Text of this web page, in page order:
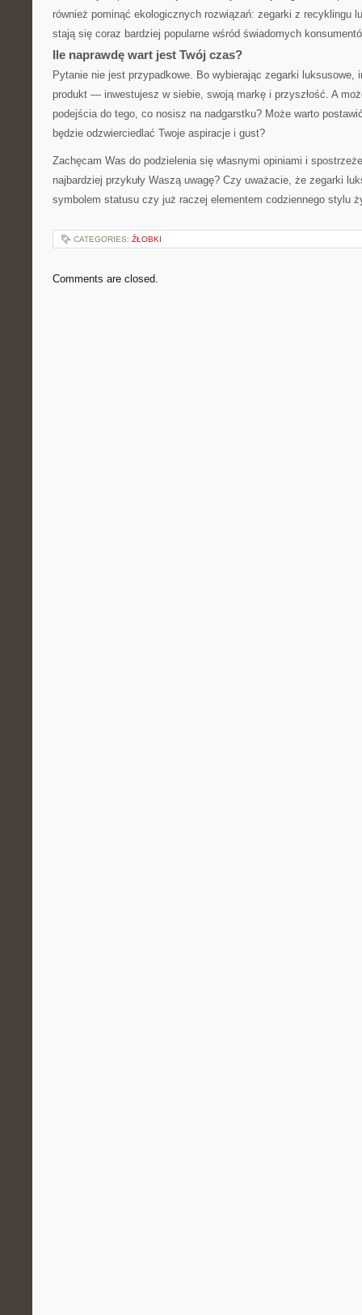
również pominąć ekologicznych rozwiązań: zegarki z recyklingu
stają się coraz bardziej popularne wśród świadomych
Ile naprawdę wart jest Twój czas?
Pytanie nie jest przypadkowe. Bo wybierając zegarki luksusowe,
produkt — inwestujesz w siebie, swoją markę i przyszłość. A
podejścia do tego, co nosisz na nadgarstku? Może warto
będzie odzwierciedlać Twoje aspiracje i gust?
Zachęcam Was do podzielenia się własnymi opiniami i
najbardziej przykuły Waszą uwagę? Czy uważacie, że zegarki
symbolem statusu czy już raczej elementem codziennego stylu
CATEGORIES: ŹŁOBKI
Comments are closed.